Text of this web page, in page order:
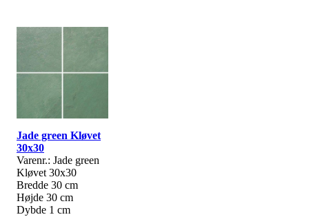
Jade green Kløvet
30x30
Varenr.: Jade green
Kløvet 30x30
Bredde 30 cm
Højde 30 cm
Dybde 1 cm